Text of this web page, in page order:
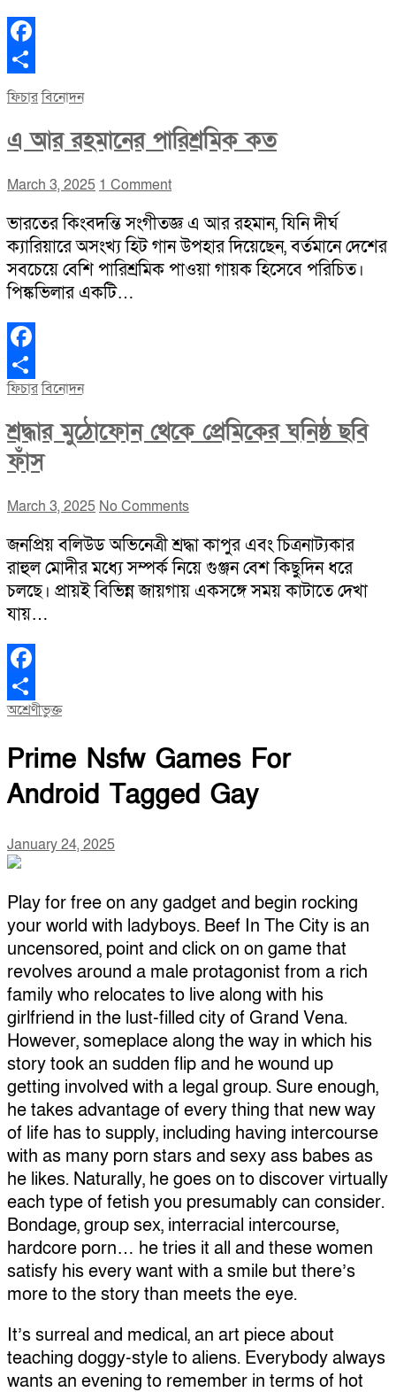
Facebook
Share
ফিচারবিনোদন
এ আর রহমানের পারিশ্রমিক কত
March 3, 2025 1 Comment
ভারতের কিংবদন্তি সংগীতজ্ঞ এ আর রহমান, যিনি দীর্ঘ
ক্যারিয়ারে অসংখ্য হিট গান উপহার দিয়েছেন, বর্তমানে দেশের
সবচেয়ে বেশি পারিশ্রমিক পাওয়া গায়ক হিসেবে পরিচিত।
পিঙ্কভিলার একটি…
Facebook
Share
ফিচারবিনোদন
শ্রদ্ধার মুঠোফোন থেকে প্রেমিকের ঘনিষ্ঠ ছবি
ফাঁস
March 3, 2025 No Comments
জনপ্রিয় বলিউড অভিনেত্রী শ্রদ্ধা কাপুর এবং চিত্রনাট্যকার
রাহুল মোদীর মধ্যে সম্পর্ক নিয়ে গুঞ্জন বেশ কিছুদিন ধরে
চলছে। প্রায়ই বিভিন্ন জায়গায় একসঙ্গে সময় কাটাতে দেখা
যায়…
Facebook
Share
অশ্রেণীভুক্ত
Prime Nsfw Games For
Android Tagged Gay
January 24, 2025
Play for free on any gadget and begin rocking
your world with ladyboys. Beef In The City is an
uncensored, point and click on on game that
revolves around a male protagonist from a rich
family who relocates to live along with his
girlfriend in the lust-filled city of Grand Vena.
However, someplace along the way in which his
story took an sudden flip and he wound up
getting involved with a legal group. Sure enough,
he takes advantage of every thing that new way
of life has to supply, including having intercourse
with as many porn stars and sexy ass babes as
he likes. Naturally, he goes on to discover virtually
each type of fetish you presumably can consider.
Bondage, group sex, interracial intercourse,
hardcore porn… he tries it all and these women
satisfy his every want with a smile but there’s
more to the story than meets the eye.
It’s surreal and medical, an art piece about
teaching doggy-style to aliens. Everybody always
wants an evening to remember in terms of hot